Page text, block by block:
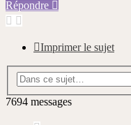
Répondre
Imprimer le sujet
7694 messages